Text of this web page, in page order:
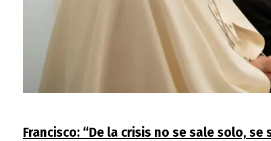
Francisco: “De la crisis no se sale solo,